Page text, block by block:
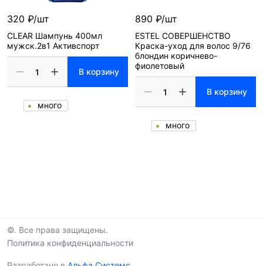
320 ₽/шт
CLEAR Шампунь 400мл
мужск.2в1 Активспорт
В корзину
много
890 ₽/шт
ESTEL СОВЕРШЕНСТВО
Краска-уход для волос 9/76
блондин коричнево-
фиолетовый
В корзину
много
©. Все права защищены.
Политика конфиденциальности